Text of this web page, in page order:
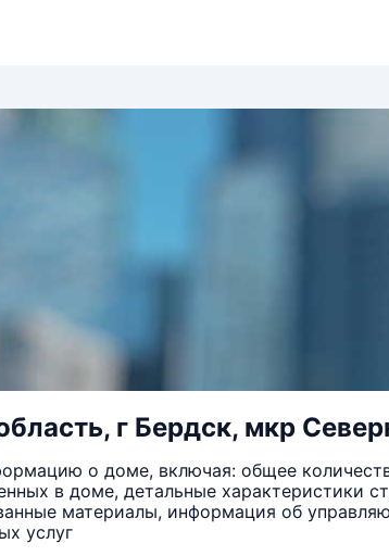
г Бердск, мкр
о доме, включая: общее
в доме, детальные характеристики
материалы, информация об
услуг